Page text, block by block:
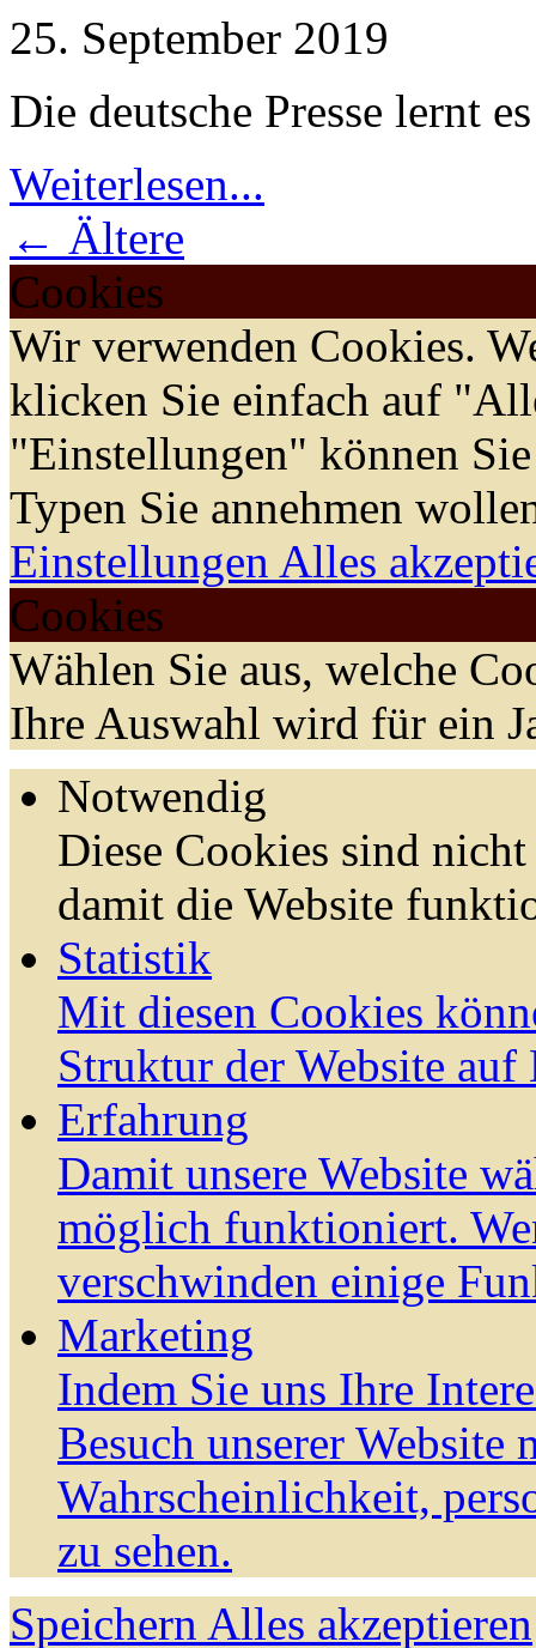
25. September 2019
Die deutsche Presse lernt
Weiterlesen...
← Ältere
Cookies
Wir verwenden Cookies.
klicken Sie einfach auf
"Einstellungen" können
Typen Sie annehmen
Einstellungen Alles
Cookies
Wählen Sie aus, welche
Ihre Auswahl wird für ein
Notwendig
Diese Cookies sind
damit die Website
Statistik
Mit diesen Cookies
Struktur der Website auf
Erfahrung
Damit unsere Website
möglich funktioniert.
verschwinden einige
Marketing
Indem Sie uns Ihre
Besuch unserer Website
Wahrscheinlichkeit,
zu sehen.
Speichern Alles akzeptieren